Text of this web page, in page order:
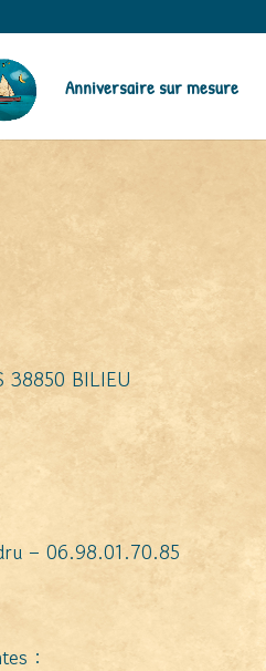
Anniversaire sur mesure
38850 BILIEU
– 06.98.01.70.85
: